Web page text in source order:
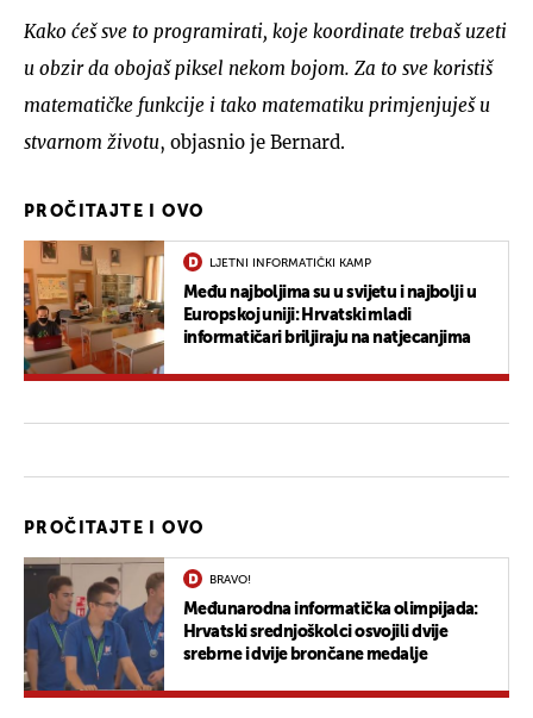
Kako ćeš sve to programirati, koje koordinate trebaš uzeti
u obzir da obojaš piksel nekom bojom. Za to sve koristiš
matematičke funkcije i tako matematiku primjenjuješ u
stvarnom životu, objasnio je Bernard.
PROČITAJTE I OVO
LJETNI INFORMATIČKI KAMP
Među najboljima su u svijetu i najbolji u
Europskoj uniji: Hrvatski mladi
informatičari briljiraju na natjecanjima
PROČITAJTE I OVO
BRAVO!
Međunarodna informatička olimpijada:
Hrvatski srednjoškolci osvojili dvije
srebrne i dvije brončane medalje